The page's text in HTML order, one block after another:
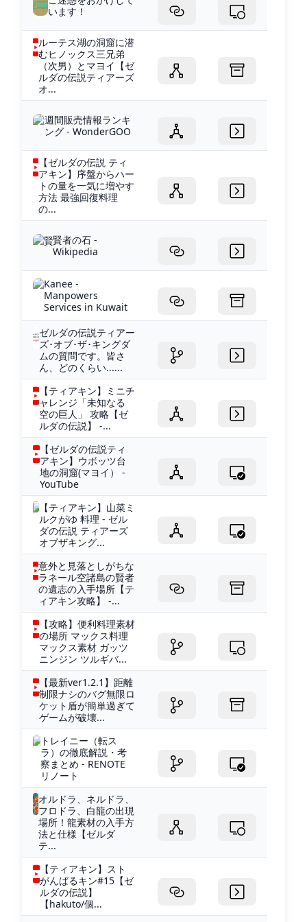
います！
ルーテス湖の洞窟に潜
むヒノックス三兄弟
（次男）とマヨイ【ゼ
ルダの伝説ティアーズ
オ...
週間販売情報ランキ
ング - WonderGOO
【ゼルダの伝説 ティ
アキン】序盤からハー
トの量を一気に増やす
方法 最強回復料理
の...
賢者の石 -
Wikipedia
Kanee -
Manpowers
Services in Kuwait
ゼルダの伝説ティアー
ズ･オブ･ザ･キングダ
ムの質問です。皆さ
ん、どのくらい......
【ティアキン】ミニチ
ャレンジ「未知なる
空の巨人」 攻略【ゼ
ルダの伝説】 -...
【ゼルダの伝説ティ
アキン】ウボッツ台
地の洞窟(マヨイ） -
YouTube
【ティアキン】山菜ミ
ルクがゆ 料理 - ゼル
ダの伝説 ティアーズ
オブザキング...
意外と見落としがちな
ラネール空諸島の賢者
の遺志の入手場所【テ
ィアキン攻略】 -...
【攻略】便利料理素材
の場所 マックス料理
マックス素材 ガッツ
ニンジン ツルギバ...
【最新ver1.2.1】距離
制限ナシのバグ無限ロ
ケット盾が簡単過ぎて
ゲームが破壊...
トレイニー（転ス
ラ）の徹底解説・考
察まとめ - RENOTE
リノート
オルドラ、ネルドラ、
フロドラ、白龍の出現
場所！龍素材の入手方
法と仕様【ゼルダ
テ...
【ティアキン】スト
がんばるキン#15【ゼ
ルダの伝説】
【hakuto/個...